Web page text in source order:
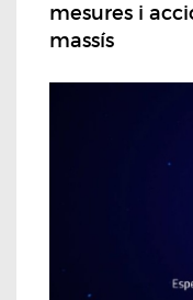
mesures i
massís